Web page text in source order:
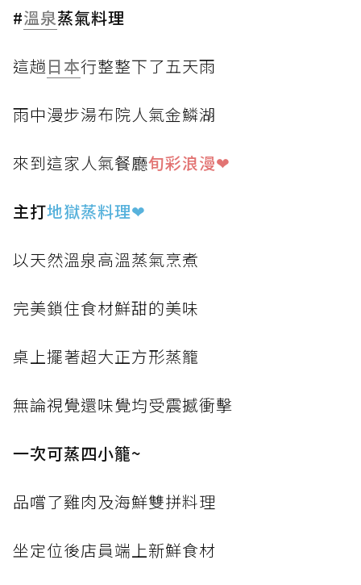
#溫泉蒸氣料理
這趟日本行整整下了五天雨
雨中漫步湯布院人氣金鱗湖
來到這家人氣餐廳旬彩浪漫❤
主打地獄蒸料理❤
以天然溫泉高溫蒸氣烹煮
完美鎖住食材鮮甜的美味
桌上擺著超大正方形蒸籠
無論視覺還味覺均受震撼衝擊
一次可蒸四小籠~
品嚐了雞肉及海鮮雙拼料理
坐定位後店員端上新鮮食材